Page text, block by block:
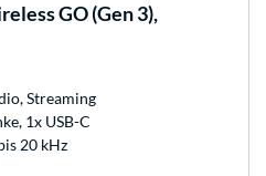
GO (Gen 3),
Streaming
1x USB-C
20 kHz